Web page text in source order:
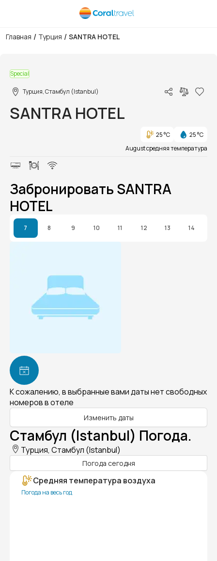
Главная / Турция / SANTRA HOTEL
Special
Турция, Стамбул (Istanbul)
SANTRA HOTEL
25 °C
25 °C
August средняя температура
Забронировать SANTRA
HOTEL
7 8 9 10 11 12 13 14
К сожалению, в выбранные вами даты нет свободных
номеров в отеле
Изменить даты
Стамбул (Istanbul) Погода.
Турция, Стамбул (Istanbul)
Погода сегодня
Средняя температура воздуха
Погода на весь год